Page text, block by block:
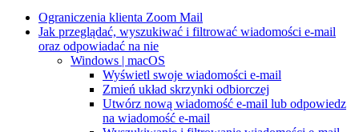
Ograniczenia klienta Zoom Mail
Jak przeglądać, wyszukiwać i filtrować wiadomości e-mail
oraz odpowiadać na nie
Windows | macOS
Wyświetl swoje wiadomości e-mail
Zmień układ skrzynki odbiorczej
Utwórz nową wiadomość e-mail lub odpowiedz
na wiadomość e-mail